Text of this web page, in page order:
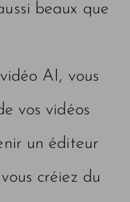
beaux que
AI, vous
vos vidéos
un éditeur
créiez du